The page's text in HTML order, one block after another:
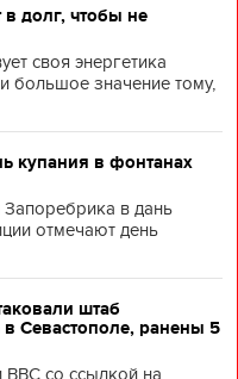
в долг, чтобы не
своя энергетика
большое значение тому,
купания в фонтанах
в дань
отмечают день
штаб
Севастополе, ранены 5
BBC со ссылкой на